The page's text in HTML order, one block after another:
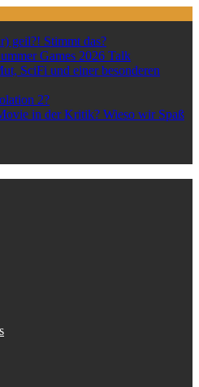
geil?! Stimmt das?
Games 2026 Talk
SciFi und einer besonderen
2?
in der Kritik? Wieso wir Spaß